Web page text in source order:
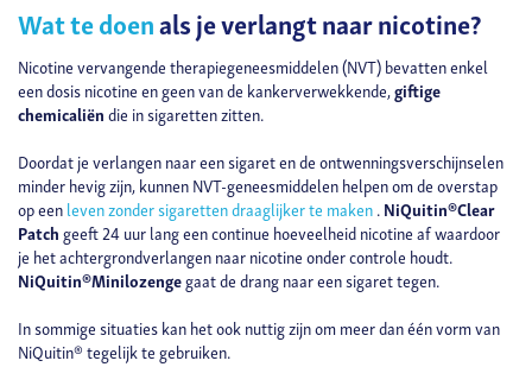
Wat te doenals je verlangt naar nicotine?
Nicotine vervangende therapiegeneesmiddelen (NVT) bevatten enkel
een dosis nicotine en geen van de kankerverwekkende,giftige
chemicaliëndie in sigaretten zitten.
Doordat je verlangen naar een sigaret en de ontwenningsverschijnselen
minder hevig zijn, kunnen NVT-geneesmiddelen helpen om de overstap
op eenleven zonder sigaretten draaglijker te maken.NiQuitin®Clear
Patchgeeft 24 uur lang een continue hoeveelheid nicotine af waardoor
je het achtergrondverlangen naar nicotine onder controle houdt.
NiQuitin®Minilozengegaat de drang naar een sigaret tegen.
In sommige situaties kan het ook nuttig zijn om meer dan één vorm van
NiQuitin® tegelijk te gebruiken.